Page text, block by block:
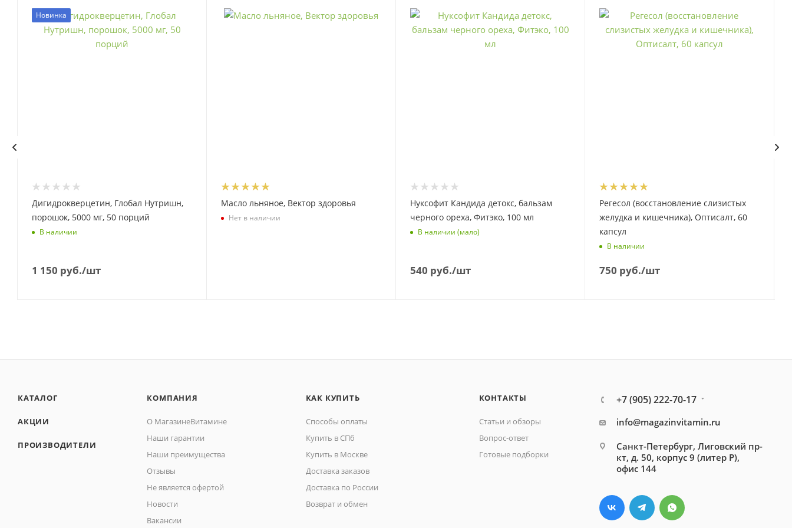
Новинка
Дигидрокверцетин, Глобал Нутришн,
порошок, 5000 мг, 50 порций
В наличии
1 150 руб./шт
Масло льняное, Вектор здоровья
Нет в наличии
Нуксофит Кандида детокс, бальзам
черного ореха, Фитэко, 100 мл
В наличии (мало)
540 руб./шт
Регесол (восстановление слизистых
желудка и кишечника), Оптисалт, 60
капсул
В наличии
750 руб./шт
КАТАЛОГ
АКЦИИ
ПРОИЗВОДИТЕЛИ
КОМПАНИЯ
О МагазинеВитамине
Наши гарантии
Наши преимущества
Отзывы
Не является офертой
Новости
Вакансии
КАК КУПИТЬ
Способы оплаты
Купить в СПб
Купить в Москве
Доставка заказов
Доставка по России
Возврат и обмен
КОНТАКТЫ
Статьи и обзоры
Вопрос-ответ
Готовые подборки
+7 (905) 222-70-17
info@magazinvitamin.ru
Санкт-Петербург, Лиговский пр-
кт, д. 50, корпус 9 (литер Р),
офис 144